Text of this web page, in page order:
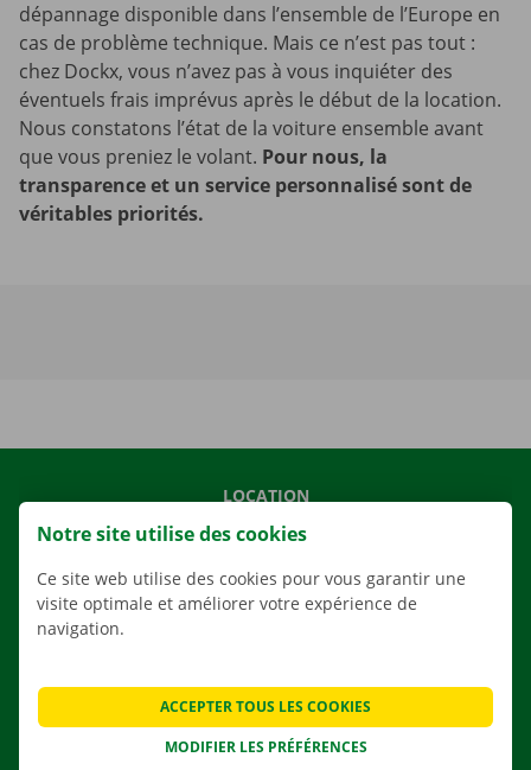
dépannage disponible dans l’ensemble de l’Europe en
cas de problème technique. Mais ce n’est pas tout :
chez Dockx, vous n’avez pas à vous inquiéter des
éventuels frais imprévus après le début de la location.
Nous constatons l’état de la voiture ensemble avant
que vous preniez le volant. Pour nous, la
transparence et un service personnalisé sont de
véritables priorités.
LOCATION
NOS VÉHICULES
NOS SERVICES
AGENCES
Notre site utilise des cookies
Ce site web utilise des cookies pour vous garantir une
visite optimale et améliorer votre expérience de
navigation.
MODIFIER LES PRÉFÉRENCES
ACCEPTER TOUS LES COOKIES